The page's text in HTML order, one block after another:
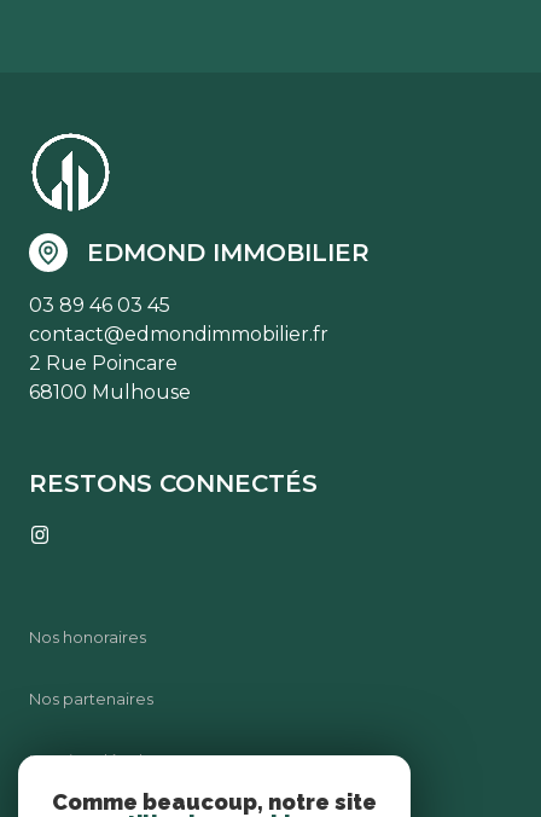
EDMOND IMMOBILIER
03 89 46 03 45
contact@edmondimmobilier.fr
2 Rue Poincare
68100 Mulhouse
RESTONS CONNECTÉS
Nos honoraires
Nos partenaires
Mentions légales
Comme beaucoup, notre site